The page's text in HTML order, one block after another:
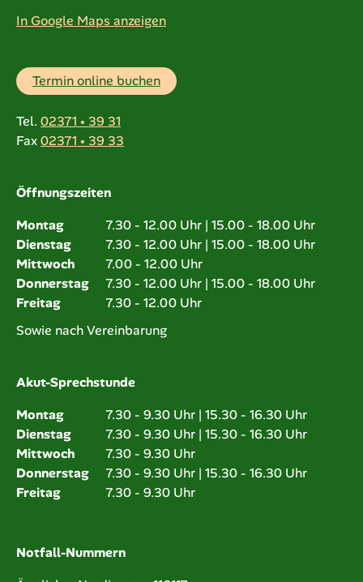
In Google Maps anzeigen
Termin online buchen
Tel. 02371 • 39 31
Fax02371 • 39 33
Öffnungszeiten
Montag
7.30 - 12.00 Uhr | 15.00 - 18.00 Uhr
Dienstag
7.30 - 12.00 Uhr | 15.00 - 18.00 Uhr
Mittwoch
7.00 - 12.00 Uhr
Donnerstag
7.30 - 12.00 Uhr | 15.00 - 18.00 Uhr
Freitag
7.30 - 12.00 Uhr
Sowie nach Vereinbarung
Akut-Sprechstunde
Montag
7.30 - 9.30 Uhr | 15.30 - 16.30 Uhr
Dienstag
7.30 - 9.30 Uhr | 15.30 - 16.30 Uhr
Mittwoch
7.30 - 9.30 Uhr
Donnerstag
7.30 - 9.30 Uhr | 15.30 - 16.30 Uhr
Freitag
7.30 - 9.30 Uhr
Notfall-Nummern